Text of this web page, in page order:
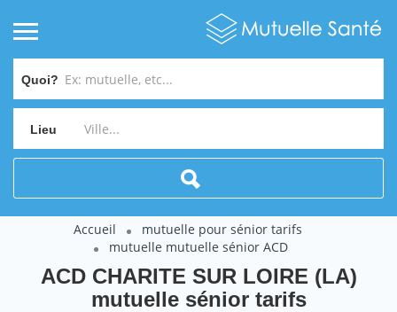
Quoi?
Lieu
Accueil
mutuelle pour sénior tarifs
mutuelle mutuelle sénior ACD
ACD CHARITE SUR LOIRE (LA)
mutuelle sénior tarifs